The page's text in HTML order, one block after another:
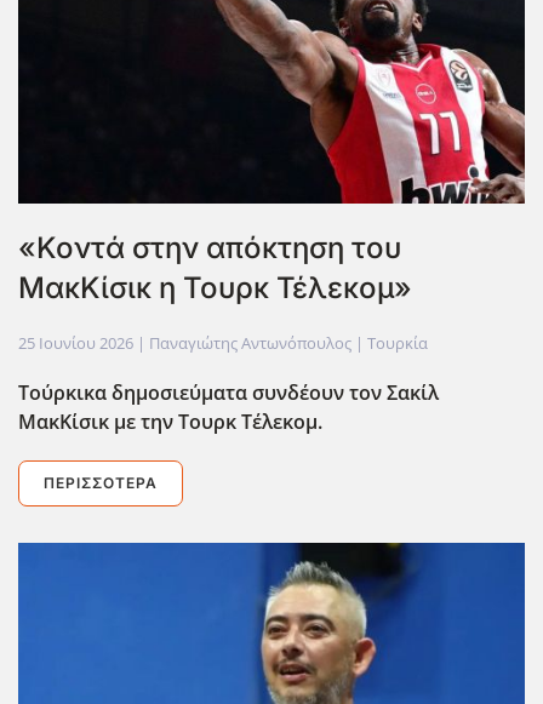
«Κοντά στην απόκτηση του
ΜακΚίσικ η Τουρκ Τέλεκομ»
25 Ιουνίου 2026 | Παναγιώτης Αντωνόπουλος | Τουρκία
Τούρκικα δημοσιεύματα συνδέουν τον Σακίλ
ΜακΚίσικ με την Τουρκ Τέλεκομ.
ΠΕΡΙΣΣΌΤΕΡΑ